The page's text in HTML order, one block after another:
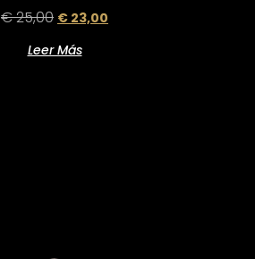
€25,00 € 23,00
Leer Más